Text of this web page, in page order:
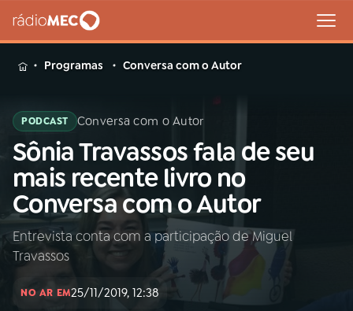
MENU
Buscar
na
Rádio
MEC
Buscar
Início AO VIVO
INÍCIO
Programas Conversa com o Autor
PODCAST Conversa com o Autor
Sônia Travassos fala de seu
mais recente livro no
Conversa com o Autor
Entrevista conta com a participação de Miguel
Travassos
NO AR EM25/11/2019, 12:38